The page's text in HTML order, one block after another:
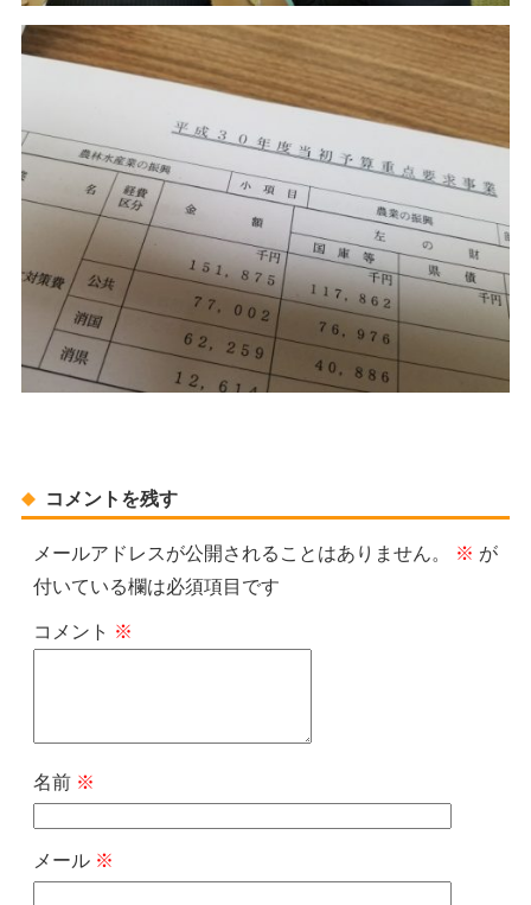
コメントを残す
メールアドレスが公開されることはありません。 ※ が
付いている欄は必須項目です
コメント ※
名前 ※
メール ※